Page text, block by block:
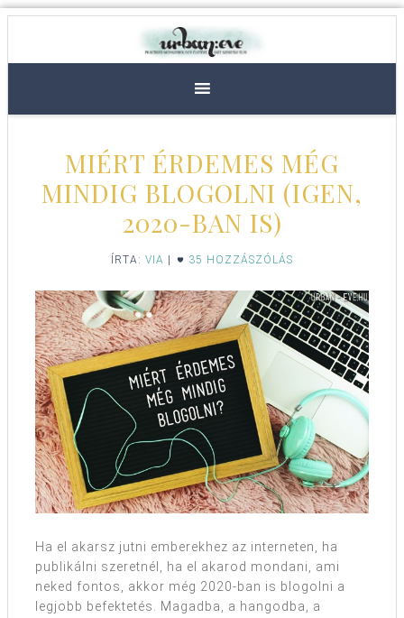
MIÉRT ÉRDEMES MÉG
MINDIG BLOGOLNI (IGEN,
2020-BAN IS)
ÍRTA: VIA 35 HOZZÁSZÓLÁS
Ha el akarsz jutni emberekhez az interneten, ha
publikálni szeretnél, ha el akarod mondani, ami
neked fontos, akkor még 2020-ban is blogolni a
legjobb befektetés. Magadba, a hangodba, a